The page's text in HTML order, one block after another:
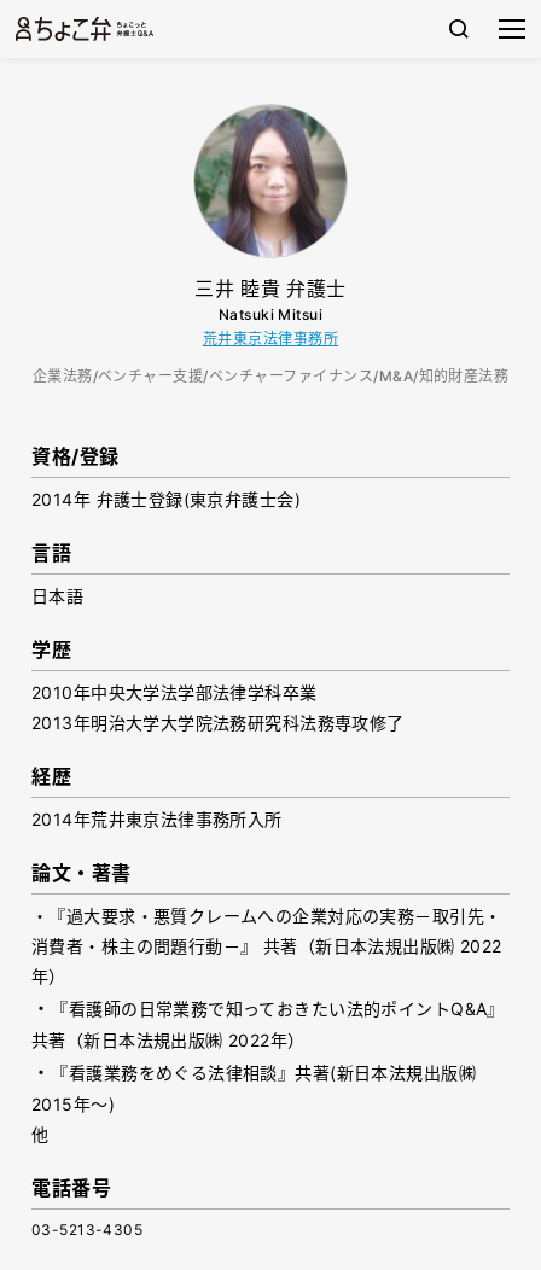
三井 睦貴 弁護士
Natsuki Mitsui
荒井東京法律事務所
企業法務/ベンチャー支援/ベンチャーファイナンス/M&A/知的財産法務
資格/登録
2014年 弁護士登録(東京弁護士会)
言語
日本語
学歴
2010年中央大学法学部法律学科卒業
2013年明治大学大学院法務研究科法務専攻修了
経歴
2014年荒井東京法律事務所入所
論文・著書
・『過大要求・悪質クレームへの企業対応の実務－取引先・
消費者・株主の問題行動－』 共著（新日本法規出版㈱ 2022
年）
・
『看護師の日常業務で知っておきたい法的ポイントQ&A』
共著（新日本法規出版㈱ 2022年）
・
『看護業務をめぐる法律相談』共著(新日本法規出版㈱
2015年～)
他
電話番号
03-5213-4305